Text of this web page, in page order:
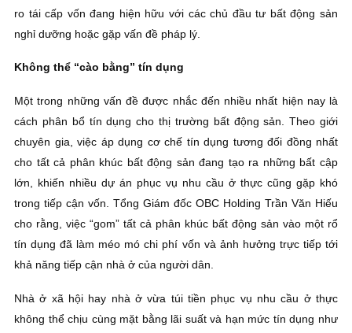
ro tái cấp vốn đang hiện hữu với các chủ đầu tư bất động sản
nghỉ dưỡng hoặc gặp vấn đề pháp lý.
Không thể “cào bằng” tín dụng
Một trong những vấn đề được nhắc đến nhiều nhất hiện nay là
cách phân bổ tín dụng cho thị trường bất động sản. Theo giới
chuyên gia, việc áp dụng cơ chế tín dụng tương đối đồng nhất
cho tất cả phân khúc bất động sản đang tạo ra những bất cập
lớn, khiến nhiều dự án phục vụ nhu cầu ở thực cũng gặp khó
trong tiếp cận vốn. Tổng Giám đốc OBC Holding Trần Văn Hiếu
cho rằng, việc “gom” tất cả phân khúc bất động sản vào một rổ
tín dụng đã làm méo mó chi phí vốn và ảnh hưởng trực tiếp tới
khả năng tiếp cận nhà ở của người dân.
Nhà ở xã hội hay nhà ở vừa túi tiền phục vụ nhu cầu ở thực
không thể chịu cùng mặt bằng lãi suất và hạn mức tín dụng như